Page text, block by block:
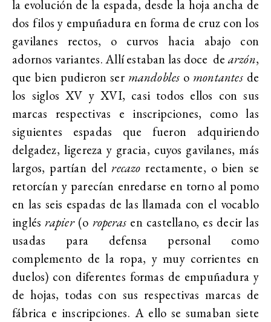
la evolución de la espada, desde la hoja ancha de
dos filos y empuñadura en forma de cruz con los
gavilanes rectos, o curvos hacia abajo con
adornos variantes. Allí estaban las doce de arzón,
que bien pudieron ser mandobles o montantes de
los siglos XV y XVI, casi todos ellos con sus
marcas respectivas e inscripciones, como las
siguientes espadas que fueron adquiriendo
delgadez, ligereza y gracia, cuyos gavilanes, más
largos, partían delrecazo rectamente, o bien se
retorcían y parecían enredarse en torno al pomo
en las seis espadas de las llamada con el vocablo
inglésrapier(o roperas en castellano, es decir las
usadas para defensa personal como
complemento de la ropa, y muy corrientes en
duelos) con diferentes formas de empuñadura y
de hojas, todas con sus respectivas marcas de
fábrica e inscripciones. A ello se sumaban siete